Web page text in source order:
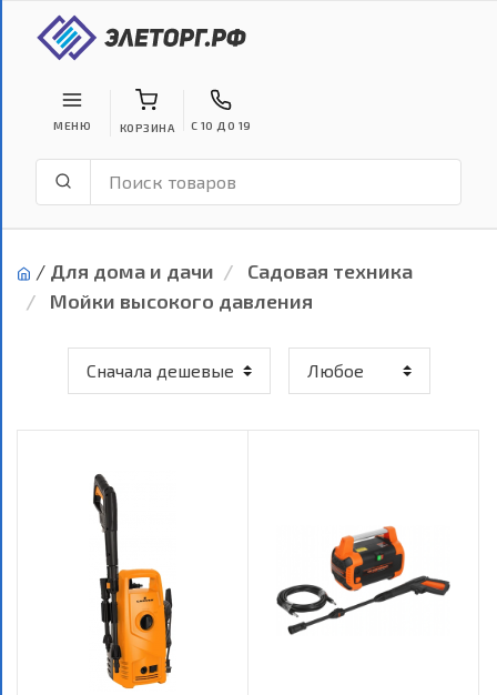
МЕНЮ КОРЗИНА С 10 ДО 19
/ Для дома и дачи
Садовая техника
Мойки высокого давления